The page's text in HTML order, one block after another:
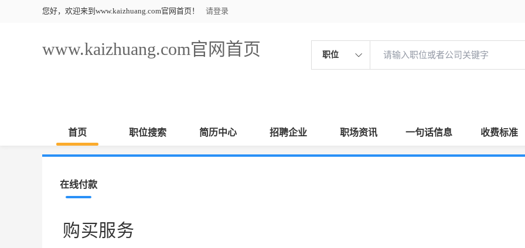
您好，欢迎来到www.kaizhuang.com官网首页！ 请登录
www.kaizhuang.com官网首页 职位
首页 职位搜索 简历中心 招聘企业 职场资讯 一句话信息 收费标准
在线付款
购买服务